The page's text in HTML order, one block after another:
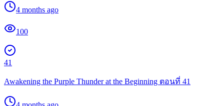
4 months ago
100
41
Awakening the Purple Thunder at the Beginning ตอนที่ 41